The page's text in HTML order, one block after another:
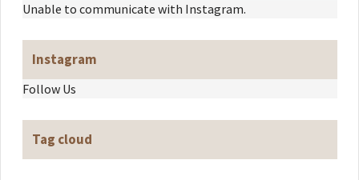
Unable to communicate with Instagram.
Instagram
Follow Us
Tag cloud